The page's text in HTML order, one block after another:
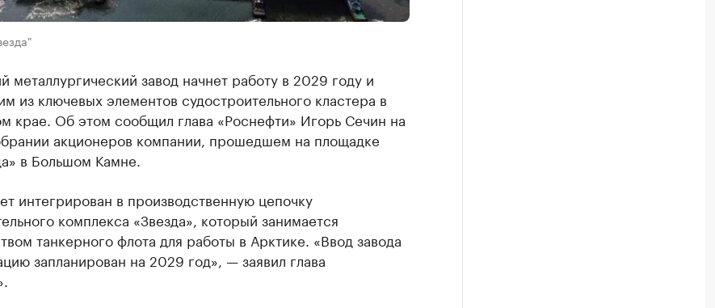
металлургический завод начнет работу в 2029 году и
из ключевых элементов судостроительного кластера в
крае. Об этом сообщил глава «Роснефти» Игорь Сечин на
акционеров компании, прошедшем на площадке
в Большом Камне.
интегрирован в производственную цепочку
комплекса «Звезда», который занимается
танкерного флота для работы в Арктике. «Ввод завода
запланирован на 2029 год», — заявил глава